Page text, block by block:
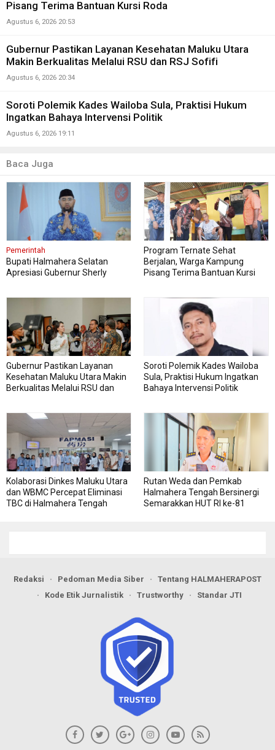
Pisang Terima Bantuan Kursi Roda
Agustus 6, 2026 20:53
Gubernur Pastikan Layanan Kesehatan Maluku Utara
Makin Berkualitas Melalui RSU dan RSJ Sofifi
Agustus 6, 2026 20:34
Soroti Polemik Kades Wailoba Sula, Praktisi Hukum
Ingatkan Bahaya Intervensi Politik
Agustus 6, 2026 19:11
Baca Juga
Pemerintah
Bupati Halmahera Selatan
Apresiasi Gubernur Sherly
Program Ternate Sehat
Berjalan, Warga Kampung
Pisang Terima Bantuan Kursi
Gubernur Pastikan Layanan
Kesehatan Maluku Utara Makin
Berkualitas Melalui RSU dan
Soroti Polemik Kades Wailoba
Sula, Praktisi Hukum Ingatkan
Bahaya Intervensi Politik
Kolaborasi Dinkes Maluku Utara
dan WBMC Percepat Eliminasi
TBC di Halmahera Tengah
Rutan Weda dan Pemkab
Halmahera Tengah Bersinergi
Semarakkan HUT RI ke-81
Redaksi Pedoman Media Siber
Tentang HALMAHERAPOST
Kode Etik Jurnalistik
Trustworthy Standar JTI